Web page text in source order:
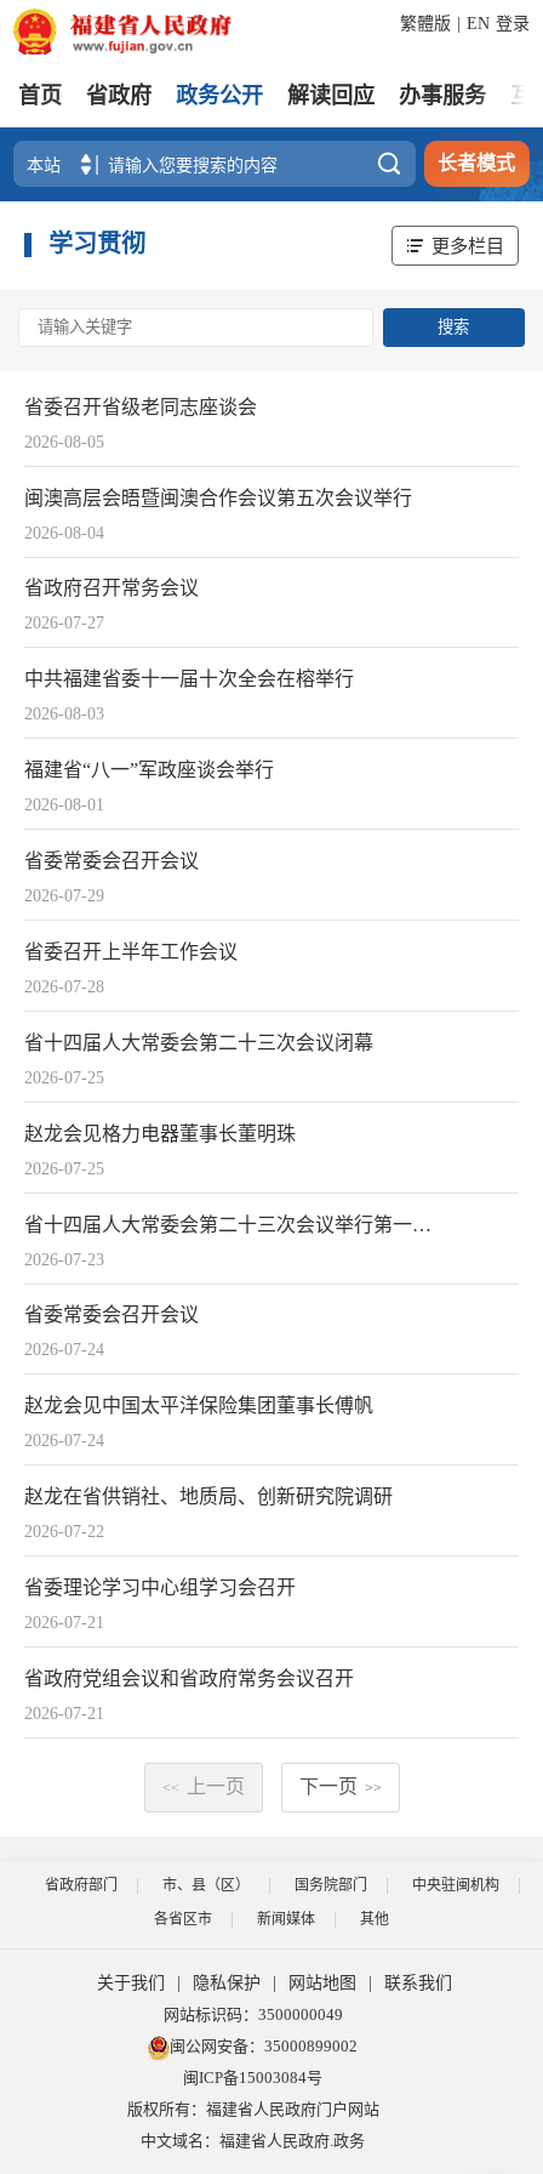
登录
繁體版 EN
首页 省政府 政务公开 解读回应 办事服务 互
 长者模式
学习贯彻 更多栏目
2026-08-05
省委召开省级老同志座谈会
2026-08-04
闽澳高层会晤暨闽澳合作会议第五次会议举行
2026-07-27
省政府召开常务会议
2026-08-03
中共福建省委十一届十次全会在榕举行
2026-08-01
福建省“八一”军政座谈会举行
2026-07-29
省委常委会召开会议
2026-07-28
省委召开上半年工作会议
2026-07-25
省十四届人大常委会第二十三次会议闭幕
2026-07-25
赵龙会见格力电器董事长董明珠
2026-07-23
省十四届人大常委会第二十三次会议举行第一次全体会议
2026-07-24
省委常委会召开会议
2026-07-24
赵龙会见中国太平洋保险集团董事长傅帆
2026-07-22
赵龙在省供销社、地质局、创新研究院调研
2026-07-21
省委理论学习中心组学习会召开
2026-07-21
省政府党组会议和省政府常务会议召开
<< 上一页 下一页 >>
省政府部门 市、县（区） 国务院部门
中央驻闽机构
各省区市
新闻媒体 其他
关于我们 隐私保护 网站地图
联系我们
网站标识码：3500000049
闽公网安备：35000899002
闽ICP备15003084号
版权所有：福建省人民政府门户网站
中文域名：福建省人民政府.政务